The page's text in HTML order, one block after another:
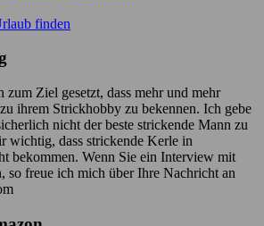
finden
zum Ziel gesetzt, dass mehr und mehr
ihrem Strickhobby zu bekennen. Ich gebe
nicht der beste strickende Mann zu
wichtig, dass strickende Kerle in
bekommen. Wenn Sie ein Interview mit
so freue ich mich über Ihre Nachricht an